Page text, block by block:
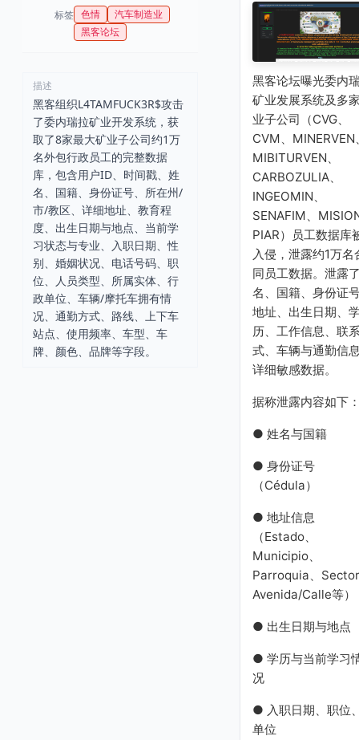
标签 色情
汽车制造业
黑客论坛
描述
黑客组织L4TAMFUCK3R$攻击
了委内瑞拉矿业开发系统，获
取了8家最大矿业子公司约1万
名外包行政员工的完整数据
库，包含用户ID、时间戳、姓
名、国籍、身份证号、所在州/
市/教区、详细地址、教育程
度、出生日期与地点、当前学
习状态与专业、入职日期、性
别、婚姻状况、电话号码、职
位、人员类型、所属实体、行
政单位、车辆/摩托车拥有情
况、通勤方式、路线、上下车
站点、使用频率、车型、车
牌、颜色、品牌等字段。
黑客论坛曝光委内
矿业发展系统及多
业子公司（CVG、
CVM、MINERVEN
MIBITURVEN、
CARBOZULIA、
INGEOMIN、
SENAFIM、
PIAR）员工数据库
入侵，泄露约1万名
同员工数据。泄露
名、国籍、身份证
地址、出生日期、
历、工作信息、联
式、车辆与通勤信
详细敏感数据。
据称泄露内容如下
● 姓名与国籍
● 身份证号
（Cédula）
● 地址信息
（Estado、
Municipio、
Parroquia、
Avenida/Calle等）
● 出生日期与地点
● 学历与当前学习
况
● 入职日期、职位
单位